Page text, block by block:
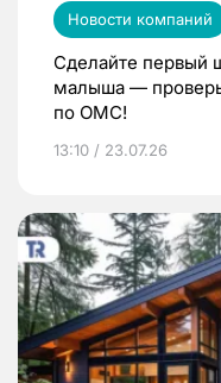
Новости компаний
Сделайте первый
малыша —
по ОМС!
13:10 / 23.07.26